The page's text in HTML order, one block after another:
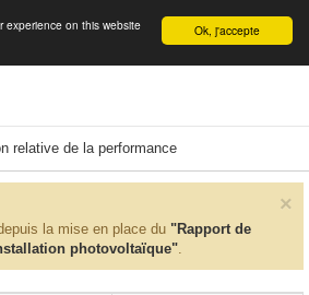
English Ok, j'accepte
experience on this website
relative de la performance
×
la mise en place du "Rapport de
photovoltaïque".